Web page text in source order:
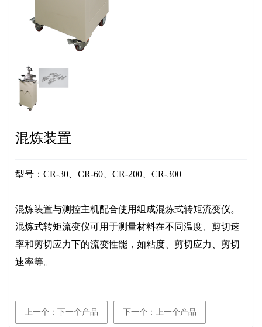
混炼装置
型号：CR-30、CR-60、CR-200、CR-300
混炼装置与测控主机配合使用组成混炼式转矩流变仪。
混炼式转矩流变仪可用于测量材料在不同温度、剪切速
率和剪切应力下的流变性能，如粘度、剪切应力、剪切
速率等。
上一个：下一个产品 下一个：上一个产品